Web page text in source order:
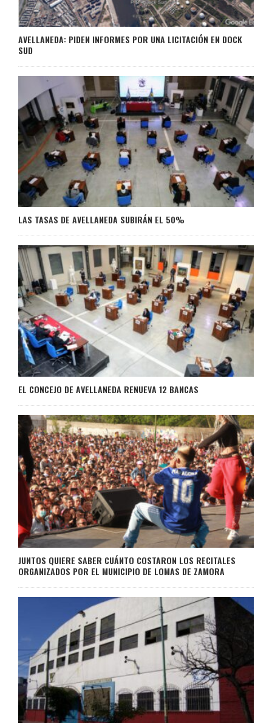
AVELLANEDA: PIDEN INFORMES POR UNA LICITACIÓN EN DOCK
SUD
LAS TASAS DE AVELLANEDA SUBIRÁN EL 50%
EL CONCEJO DE AVELLANEDA RENUEVA 12 BANCAS
JUNTOS QUIERE SABER CUÁNTO COSTARON LOS RECITALES
ORGANIZADOS POR EL MUNICIPIO DE LOMAS DE ZAMORA